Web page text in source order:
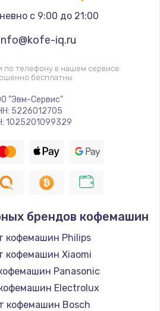
с 9:00 до 21:00
iq.ru
по телефону в нашем сервисе
бесплатны
"Эвм-Сервис"
5226012705
1025201099329
брендов кофемашин
кофемашин Philips
кофемашин Xiaomi
Panasonic
Electrolux
кофемашин Bosch